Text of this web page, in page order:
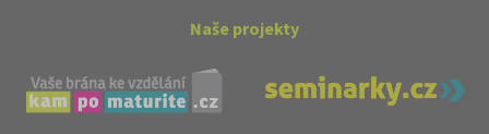
Naše projekty